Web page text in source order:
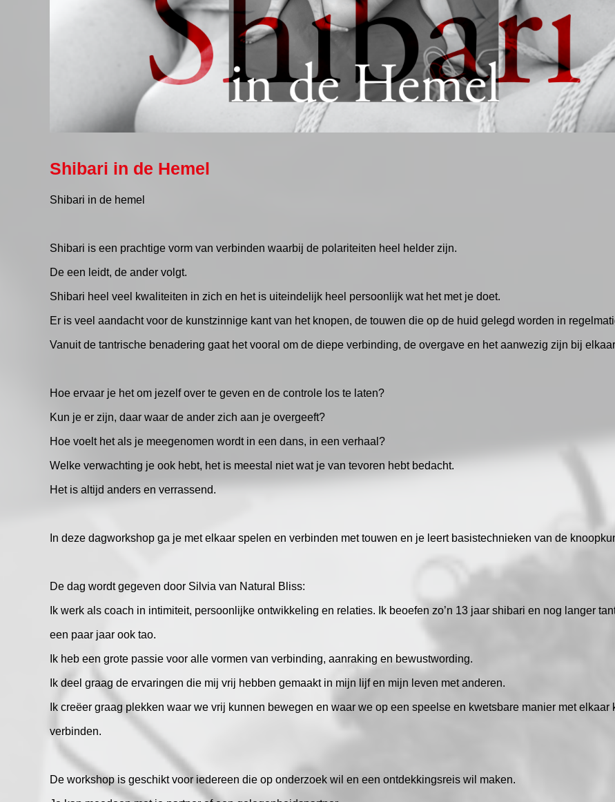
Shibari in de Hemel
Shibari in de hemel
Shibari is een prachtige vorm van verbinden waarbij de polariteiten heel helder zijn.
De een leidt, de ander volgt.
Shibari heel veel kwaliteiten in zich en het is uiteindelijk heel persoonlijk wat het met je doet.
Er is veel aandacht voor de kunstzinnige kant van het knopen, de touwen die op de huid gelegd worden in
Vanuit de tantrische benadering gaat het vooral om de diepe verbinding, de overgave en het aanwezig zijn bij
Hoe ervaar je het om jezelf over te geven en de controle los te laten?
Kun je er zijn, daar waar de ander zich aan je overgeeft?
Hoe voelt het als je meegenomen wordt in een dans, in een verhaal?
Welke verwachting je ook hebt, het is meestal niet wat je van tevoren hebt bedacht.
Het is altijd anders en verrassend.
In deze dagworkshop ga je met elkaar spelen en verbinden met touwen en je leert basistechnieken van de
De dag wordt gegeven door Silvia van Natural Bliss:
Ik werk als coach in intimiteit, persoonlijke ontwikkeling en relaties. Ik beoefen zo’n 13 jaar shibari en nog langer
een paar jaar ook tao.
Ik heb een grote passie voor alle vormen van verbinding, aanraking en bewustwording.
Ik deel graag de ervaringen die mij vrij hebben gemaakt in mijn lijf en mijn leven met anderen.
Ik creëer graag plekken waar we vrij kunnen bewegen en waar we op een speelse en kwetsbare manier met elkaar
verbinden.
De workshop is geschikt voor iedereen die op onderzoek wil en een ontdekkingsreis wil maken.